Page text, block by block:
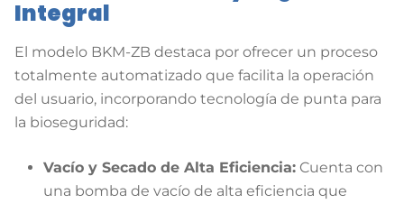
Integral
El modelo BKM-ZB destaca por ofrecer un proceso
totalmente automatizado que facilita la operación
del usuario, incorporando tecnología de punta para
la bioseguridad:
Vacío y Secado de Alta Eficiencia: Cuenta con
una bomba de vacío de alta eficiencia que